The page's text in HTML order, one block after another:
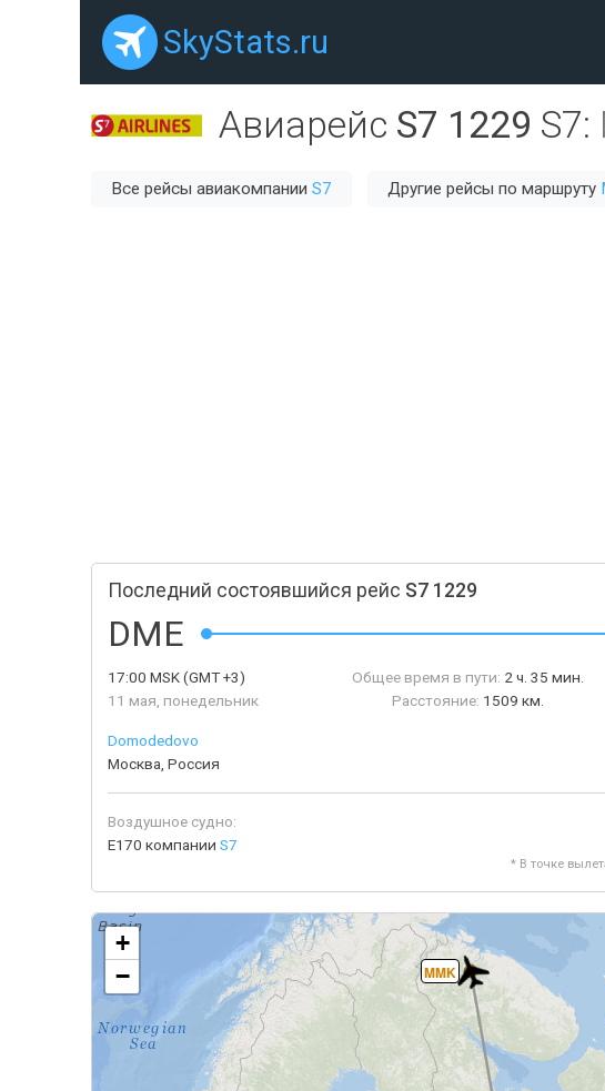
SkyStats.ru
Авиарейс S7 1229 S7:
Все рейсы авиакомпании S7 Другие рейсы по маршруту
Последний состоявшийся рейс S7 1229
DME
17:00 MSK(GMT +3)
11 мая, понедельник
Общее время в пути: 2 ч. 35 мин.
Расстояние: 1509 км.
Domodedovo
Москва, Россия
Воздушное судно:
E170 компании S7
* В точке
MMK
+
−